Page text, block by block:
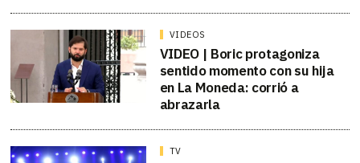
VIDEOS
VIDEO | Boric protagoniza
sentido momento con su hija
en La Moneda: corrió a
abrazarla
TV